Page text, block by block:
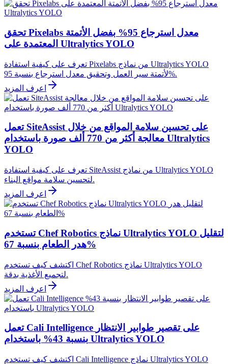
تحقق Pixelabs معدل استرجاع 95% بفضل الأتمتة
المعتمدة على Ultralytics YOLO
تعرف على كيفية استفادة Pixelabs من نماذج Ultralytics YOLO
لأتمتة سير العمل وتحقيق معدل استرجاع بنسبة 95%.
اعرف المزيد
تعمل SiteAssist على تحسين سلامة المواقع من خلال
معالجة أكثر من 770 ألف صورة باستخدام Ultralytics
YOLO
تعرف على كيفية استفادة SiteAssist من نماذج Ultralytics YOLO
لتحسين سلامة مواقع البناء.
اعرف المزيد
تستخدم Chef Robotics نماذج Ultralytics YOLO لتقليل
هدر الطعام بنسبة 67%
اكتشف كيف تستخدم Chef Robotics نماذج Ultralytics YOLO
لتجميع الأغذية بدقة.
اعرف المزيد
تعمل Cali Intelligence على تقصير طوابير الانتظار
بنسبة 43% باستخدام Ultralytics YOLO
اكتشف كيف تستخدم Cali Intelligence نماذج Ultralytics YOLO